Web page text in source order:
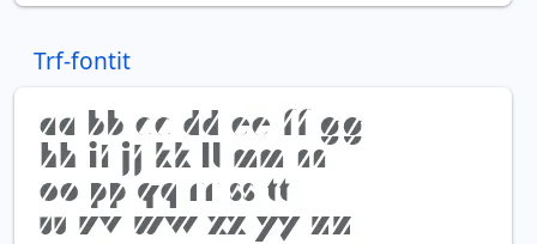
Trf-fontit